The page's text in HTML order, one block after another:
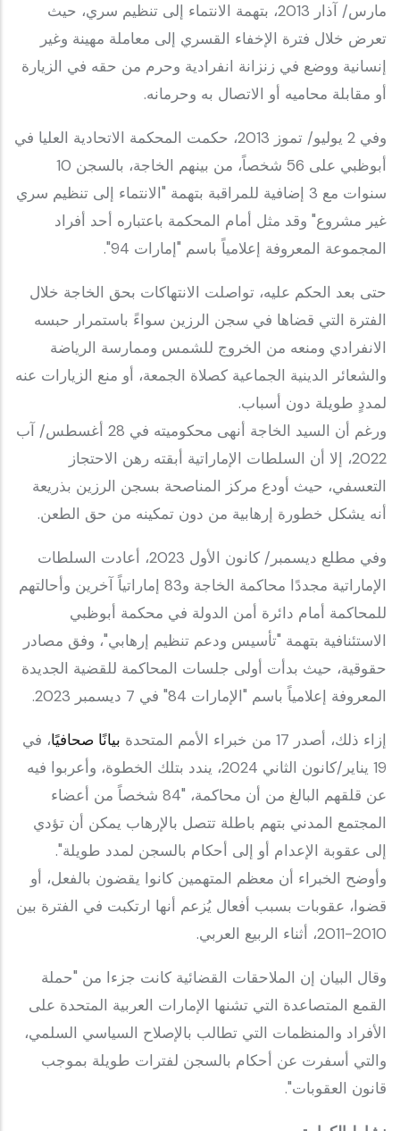
مارس/ آذار 2013، بتهمة الانتماء إلى تنظيم سري، حيث
تعرض خلال فترة الإخفاء القسري إلى معاملة مهينة وغير
إنسانية ووضع في زنزانة انفرادية وحرم من حقه في الزيارة
أو مقابلة محاميه أو الاتصال به وحرمانه.
وفي 2 يوليو/ تموز 2013، حكمت المحكمة الاتحادية العليا في
أبوظبي على 56 شخصاً، من بينهم الخاجة، بالسجن 10
سنوات مع 3 إضافية للمراقبة بتهمة "الانتماء إلى تنظيم سري
غير مشروع" وقد مثل أمام المحكمة باعتباره أحد أفراد
المجموعة المعروفة إعلامياً باسم "إمارات 94".
حتى بعد الحكم عليه، تواصلت الانتهاكات بحق الخاجة خلال
الفترة التي قضاها في سجن الرزين سواءً باستمرار حبسه
الانفرادي ومنعه من الخروج للشمس وممارسة الرياضة
والشعائر الدينية الجماعية كصلاة الجمعة، أو منع الزيارات عنه
لمددٍ طويلة دون أسباب.
ورغم أن السيد الخاجة أنهى محكوميته في 28 أغسطس/ آب
2022، إلا أن السلطات الإماراتية أبقته رهن الاحتجاز
التعسفي، حيث أودع مركز المناصحة بسجن الرزين بذريعة
أنه يشكل خطورة إرهابية من دون تمكينه من حق الطعن.
وفي مطلع ديسمبر/ كانون الأول 2023، أعادت السلطات
الإماراتية مجددًا محاكمة الخاجة و83 إماراتياً آخرين وأحالتهم
للمحاكمة أمام دائرة أمن الدولة في محكمة أبوظبي
الاستئنافية بتهمة "تأسيس ودعم تنظيم إرهابي"، وفق مصادر
حقوقية، حيث بدأت أولى جلسات المحاكمة للقضية الجديدة
المعروفة إعلامياً باسم "الإمارات 84" في 7 ديسمبر 2023.
إزاء ذلك، أصدر 17 من خبراء الأمم المتحدة بيانًا صحافيًا، في
19 يناير/كانون الثاني 2024، يندد بتلك الخطوة، وأعربوا فيه
عن قلقهم البالغ من أن محاكمة، "84 شخصاً من أعضاء
المجتمع المدني بتهم باطلة تتصل بالإرهاب يمكن أن تؤدي
إلى عقوبة الإعدام أو إلى أحكام بالسجن لمدد طويلة".
وأوضح الخبراء أن معظم المتهمين كانوا يقضون بالفعل، أو
قضوا، عقوبات بسبب أفعال يُزعم أنها ارتكبت في الفترة بين
2010-2011، أثناء الربيع العربي.
وقال البيان إن الملاحقات القضائية كانت جزءا من "حملة
القمع المتصاعدة التي تشنها الإمارات العربية المتحدة على
الأفراد والمنظمات التي تطالب بالإصلاح السياسي السلمي،
والتي أسفرت عن أحكام بالسجن لفترات طويلة بموجب
قانون العقوبات".